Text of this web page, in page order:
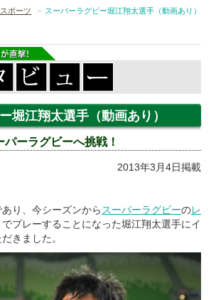
スポーツ スーパーラグビー堀江翔太選手（動画あり）
堀江翔太選手（動画あり）
ーラグビーへ挑戦！
2013年3月4日掲載
り、今シーズンから スーパーラグビーのレ
でプレーすることになった堀江翔太選手にイ
きました。